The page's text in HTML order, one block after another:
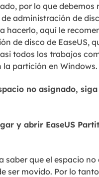
por lo que debemos
administración de
hacerlo, aquí le
de disco de EaseUS,
todos los trabajos
la partición en Windows.
no asignado, siga
y abrir EaseUS
saber que el espacio
ser movido. Por lo